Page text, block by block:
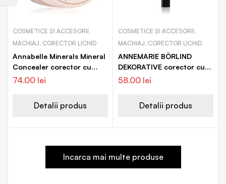
COSMETICE ȘI ACCESORII,
MACHIAJ, CORECTOR LICHID
Annabelle Minerals Mineral
Concealer corector cu
acoperire mare
74.00 lei
Detalii produs
COSMETICE ȘI ACCESORII,
MACHIAJ, CORECTOR LICHID
ANNEMARIE BÖRLIND
DEKORATIVE corector cu
aplicator
58.00 lei
Detalii produs
Incarca mai multe produse